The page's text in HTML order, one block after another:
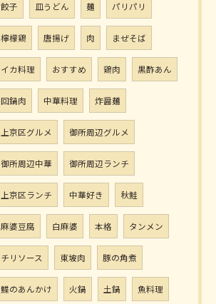
餃子 皿うどん 麺 パリパリ
檸檬鶏 唐揚げ 肉 まぜそば
イカ料理 おすすめ 鶏肉 黒酢あん
回鍋肉 中華料理 炸醤麺
上京区グルメ 御所周辺グルメ
御所周辺中華 御所周辺ランチ
上京区ランチ 中華好き 秋鮭
麻婆豆腐 白麻婆 本格 タンメン
チリソース 東坡肉 豚の角煮
鰈のあんかけ 火鍋 土鍋 魚料理